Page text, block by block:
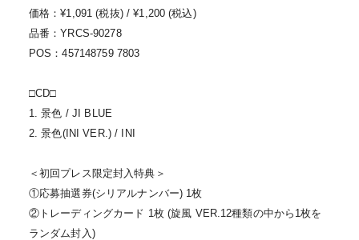
価格：¥1,091 (税抜) / ¥1,200 (税込)
品番：YRCS-90278
POS：457148759 7803
□CD□
1. 景色 / JI BLUE
2. 景色(INI VER.) / INI
＜初回プレス限定封入特典＞
①応募抽選券(シリアルナンバー) 1枚
②トレーディングカード 1枚 (旋風 VER.12種類の中から1枚を
ランダム封入)